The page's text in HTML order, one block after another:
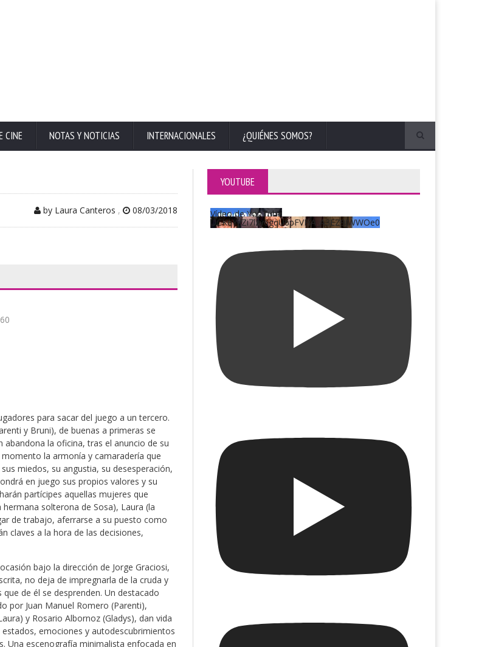
CINE NOTAS Y NOTICIAS INTERNACIONALES ¿QUIÉNES SOMOS?
by Laura Canteros , 08/03/2018
para sacar del juego a un tercero.
y Bruni), de buenas a primeras se
la oficina, tras el anuncio de su
la armonía y camaradería que
miedos, su angustia, su desesperación,
en juego sus propios valores y su
partícipes aquellas mujeres que
solterona de Sosa), Laura (la
de trabajo, aferrarse a su puesto como
claves a la hora de las decisiones,
bajo la dirección de Jorge Graciosi,
no deja de impregnarla de la cruda y
de él se desprenden. Un destacado
por Juan Manuel Romero (Parenti),
y Rosario Albornoz (Gladys), dan vida
emociones y autodescubrimientos
Una escenografía minimalista enfocada en
YOUTUBE
Vídeo de YouTube
UCKqYjiZi7lzy6gqU6pFVFiA_A3EZ9JWWOe0